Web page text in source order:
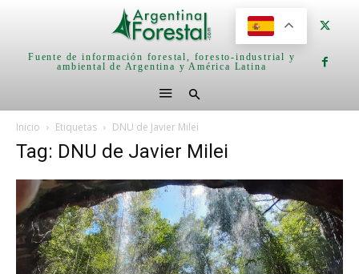
Fuente de información forestal, foresto-industrial y
ambiental de Argentina y América Latina
Inicio Etiquetas DNU de Javier Milei
Tag: DNU de Javier Milei